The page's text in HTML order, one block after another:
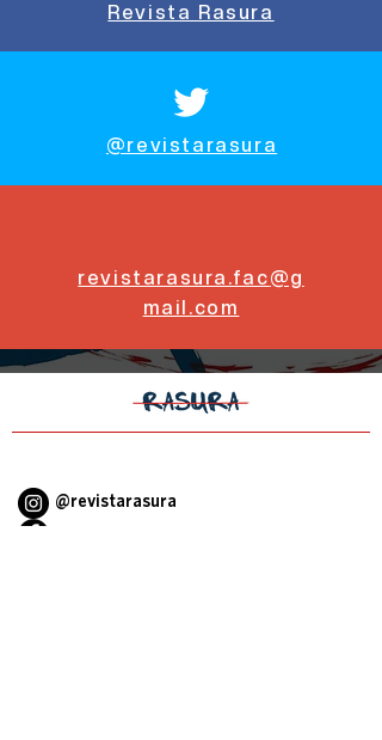
Revista Rasura
@revistarasura
revistarasura.fac@g
mail.com
@revistarasura